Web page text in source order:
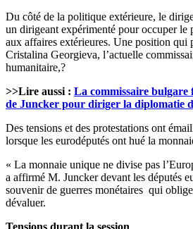
Du côté de la politique extérieure, le
un dirigeant expérimenté pour occuper le
aux affaires extérieures. Une position qui
Cristalina Georgieva, l’actuelle
humanitaire,?
>>Lire aussi : La commissaire bulgare
de Juncker pour diriger la diplomatie
Des tensions et des protestations ont
lorsque les eurodéputés ont hué la
« La monnaie unique ne divise pas
a affirmé M. Juncker devant les députés
souvenir de guerres monétaires qui
dévaluer.